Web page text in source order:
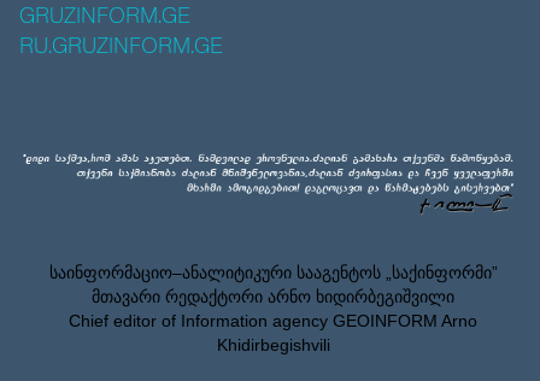
GRUZINFORM.GE
RU.GRUZINFORM.GE
საინფორმაციო–ანალიტიკური სააგენტოს „საქინფორმი”
მთავარი რედაქტორი არნო ხიდირბეგიშვილი
Chief editor of Information agency GEOINFORM Arno
Khidirbegishvili